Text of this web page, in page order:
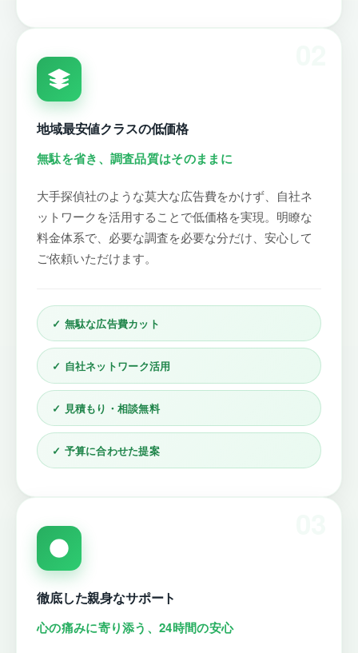
地域最安値クラスの低価格
無駄を省き、調査品質はそのままに
大手探偵社のような莫大な広告費をかけず、自社ネ
ットワークを活用することで低価格を実現。明瞭な
料金体系で、必要な調査を必要な分だけ、安心して
ご依頼いただけます。
✓ 無駄な広告費カット
✓ 自社ネットワーク活用
✓ 見積もり・相談無料
✓ 予算に合わせた提案
徹底した親身なサポート
心の痛みに寄り添う、24時間の安心